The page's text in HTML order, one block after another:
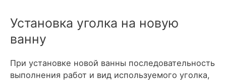
Установка уголка на новую
ванну
При установке новой ванны последовательность
выполнения работ и вид используемого уголка,